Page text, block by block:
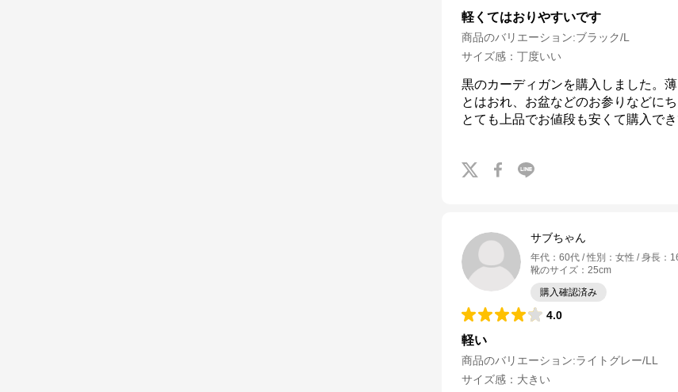
軽くてはおりやすいです
商品のバリエーション:ブラック/L
サイズ感 ： 丁度いい
黒のカーディガンを購入しました。
とはおれ、お盆などのお参りなどに
とても上品でお値段も安くて購入でき
サブちゃん
年代 ： 60代 性別 ： 女性 身長 ：
靴のサイズ ： 25cm
購入確認済み
4.0
軽い
商品のバリエーション:ライトグレー/LL
サイズ感 ： 大きい